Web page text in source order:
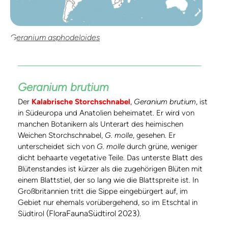
Geranium asphodeloides
Geranium brutium
Der Kalabrische Storchschnabel, Geranium brutium, ist
in Südeuropa und Anatolien beheimatet. Er wird von
manchen Botanikern als Unterart des heimischen
Weichen Storchschnabel, G. molle, gesehen. Er
unterscheidet sich von G. molle durch grüne, weniger
dicht behaarte vegetative Teile. Das unterste Blatt des
Blütenstandes ist kürzer als die zugehörigen Blüten mit
einem Blattstiel, der so lang wie die Blattspreite ist. In
Großbritannien tritt die Sippe eingebürgert auf, im
Gebiet nur ehemals vorübergehend, so im Etschtal in
Südtirol (FloraFaunaSüdtirol 2023).